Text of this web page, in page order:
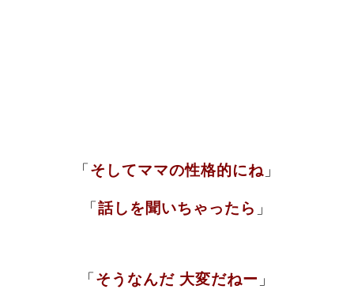
「 そしてママの性格的にね 」
「話しを聞いちゃったら 」
「 そうなんだ 大変だねー 」